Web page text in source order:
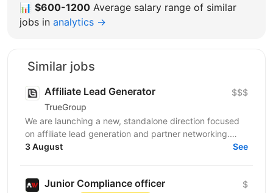
📊 $600-1200 Average salary range of similar
jobs in analytics →
Similar jobs
Affiliate Lead Generator
TrueGroup
$$$
We are launching a new, standalone direction focused
on affiliate lead generation and partner networking.
This is not a classic Affiliate Manager role. The...
3 August See
Junior Compliance officer $